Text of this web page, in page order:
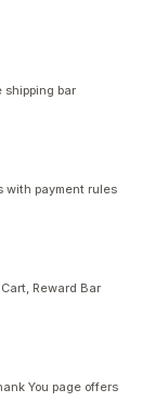
shipping bar
with payment rules
Reward Bar
You page offers